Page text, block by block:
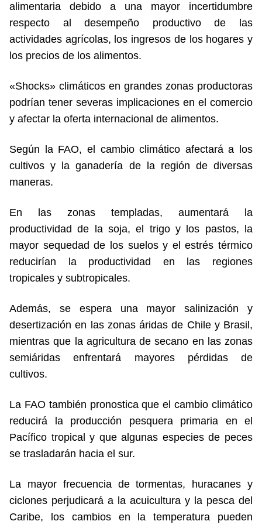
alimentaria debido a una mayor incertidumbre
respecto al desempeño productivo de las
actividades agrícolas, los ingresos de los hogares y
los precios de los alimentos.
«Shocks» climáticos en grandes zonas productoras
podrían tener severas implicaciones en el comercio
y afectar la oferta internacional de alimentos.
Según la FAO, el cambio climático afectará a los
cultivos y la ganadería de la región de diversas
maneras.
En las zonas templadas, aumentará la
productividad de la soja, el trigo y los pastos, la
mayor sequedad de los suelos y el estrés térmico
reducirían la productividad en las regiones
tropicales y subtropicales.
Además, se espera una mayor salinización y
desertización en las zonas áridas de Chile y Brasil,
mientras que la agricultura de secano en las zonas
semiáridas enfrentará mayores pérdidas de
cultivos.
La FAO también pronostica que el cambio climático
reducirá la producción pesquera primaria en el
Pacífico tropical y que algunas especies de peces
se trasladarán hacia el sur.
La mayor frecuencia de tormentas, huracanes y
ciclones perjudicará a la acuicultura y la pesca del
Caribe, los cambios en la temperatura pueden